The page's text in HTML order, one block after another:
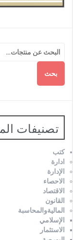
بحث
تصنيفات
كتب
ادارة
الإدارة
الاحصاء
الاقتصاد
القانون
الماليةوالمحاسبة
الإسلامي
الاستثمار